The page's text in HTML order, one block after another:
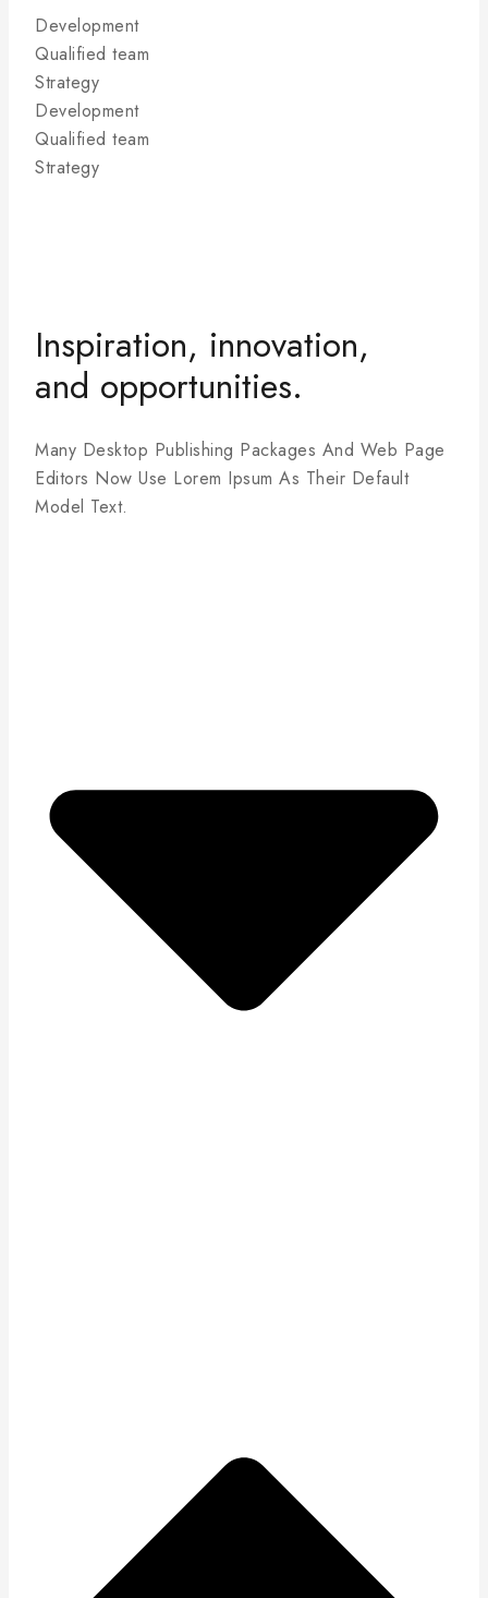
Development
Qualified team
Strategy
Development
Qualified team
Strategy
Inspiration, innovation,
and opportunities.
Many Desktop Publishing Packages And Web Page
Editors Now Use Lorem Ipsum As Their Default
Model Text.